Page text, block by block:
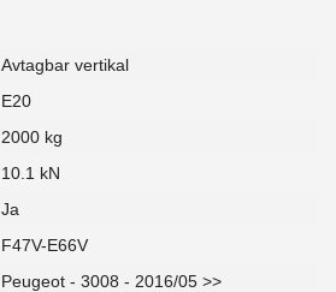
Avtagbar vertikal
E20
2000 kg
10.1 kN
Ja
F47V-E66V
Peugeot - 3008 - 2016/05 >>